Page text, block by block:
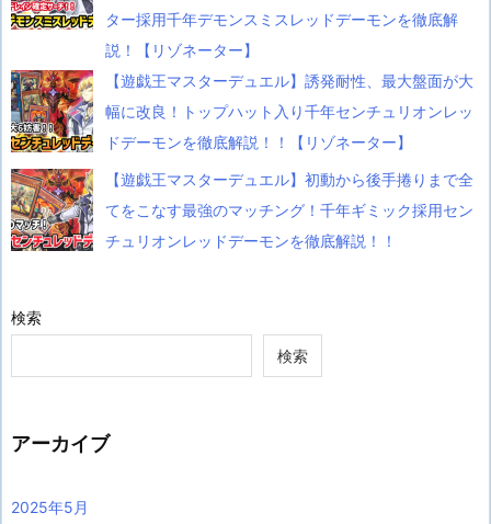
ター採用千年デモンスミスレッドデーモンを徹底解
説！【リゾネーター】
【遊戯王マスターデュエル】誘発耐性、最大盤面が大
幅に改良！トップハット入り千年センチュリオンレッ
ドデーモンを徹底解説！！【リゾネーター】
【遊戯王マスターデュエル】初動から後手捲りまで全
てをこなす最強のマッチング！千年ギミック採用セン
チュリオンレッドデーモンを徹底解説！！
検索
検索
アーカイブ
2025年5月